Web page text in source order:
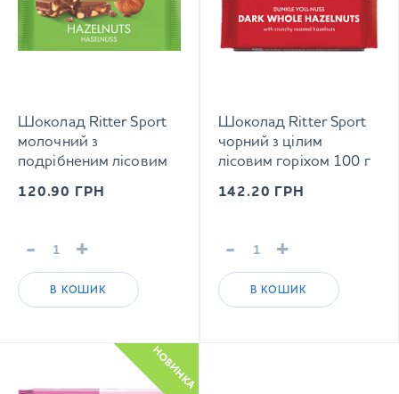
Шоколад Ritter Sport
молочний з
подрібненим лісовим
120.90 ГРН
- +
В КОШИК
Шоколад Ritter Sport
чорний з цілим
лісовим горіхом 100 г
142.20 ГРН
- +
В КОШИК
НОВИНКА